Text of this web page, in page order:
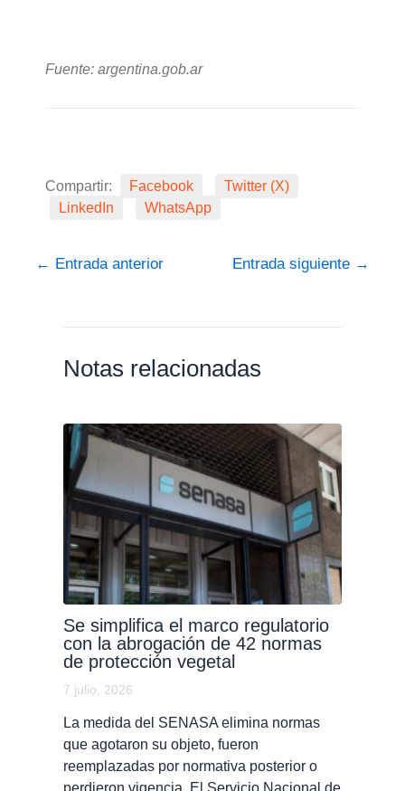
Fuente: argentina.gob.ar
Compartir: Facebook
Twitter (X)
LinkedIn
WhatsApp
← Entrada anterior Entrada siguiente →
Notas relacionadas
Se simplifica el marco regulatorio
con la abrogación de 42 normas
de protección vegetal
7 julio, 2026
La medida del SENASA elimina normas
que agotaron su objeto, fueron
reemplazadas por normativa posterior o
perdieron vigencia. El Servicio Nacional de